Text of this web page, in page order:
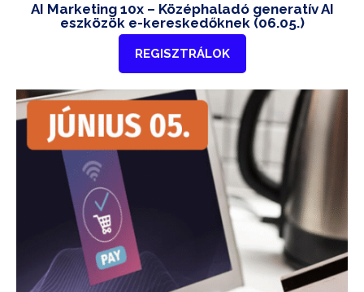
AI Marketing 10x – Középhaladó generatív AI
eszközök e-kereskedőknek (06.05.)
REGISZTRÁLOK